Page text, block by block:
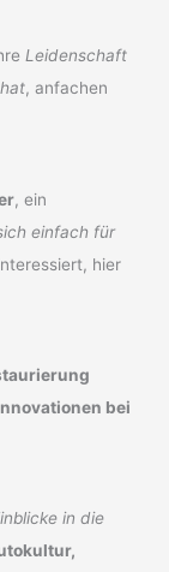
Leidenschaft
, anfachen
, ein
einfach für
hier
bei
in die